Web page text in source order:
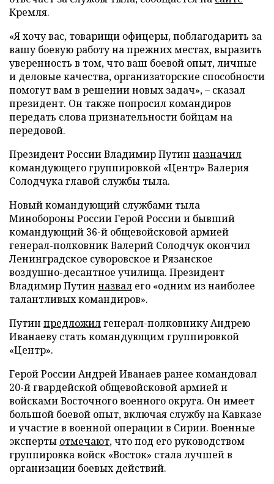
Кремля.
«Я хочу вас, товарищи офицеры, поблагодарить за
вашу боевую работу на прежних местах, выразить
уверенность в том, что ваш боевой опыт, личные
и деловые качества, организаторские способности
помогут вам в решении новых задач», – сказал
президент. Он также попросил командиров
передать слова признательности бойцам на
передовой.
Президент России Владимир Путин назначил
командующего группировкой «Центр» Валерия
Солодчука главой службы тыла.
Новый командующий службами тыла
Минобороны России Герой России и бывший
командующий 36-й общевойсковой армией
генерал-полковник Валерий Солодчук окончил
Ленинградское суворовское и Рязанское
воздушно-десантное училища. Президент
Владимир Путин назвал его «одним из наиболее
талантливых командиров».
Путин предложилгенерал-полковнику Андрею
Иванаеву стать командующим группировкой
«Центр».
Герой России Андрей Иванаев ранее командовал
20-й гвардейской общевойсковой армией и
войсками Восточного военного округа. Он имеет
большой боевой опыт, включая службу на Кавказе
и участие в военной операции в Сирии. Военные
эксперты отмечают, что под его руководством
группировка войск «Восток» стала лучшей в
организации боевых действий.